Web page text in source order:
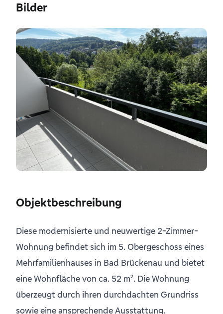
Bilder
Objektbeschreibung
Diese modernisierte und neuwertige 2-Zimmer-
Wohnung befindet sich im 5. Obergeschoss eines
Mehrfamilienhauses in Bad Brückenau und bietet
eine Wohnfläche von ca. 52 m². Die Wohnung
überzeugt durch ihren durchdachten Grundriss
sowie eine ansprechende Ausstattung.